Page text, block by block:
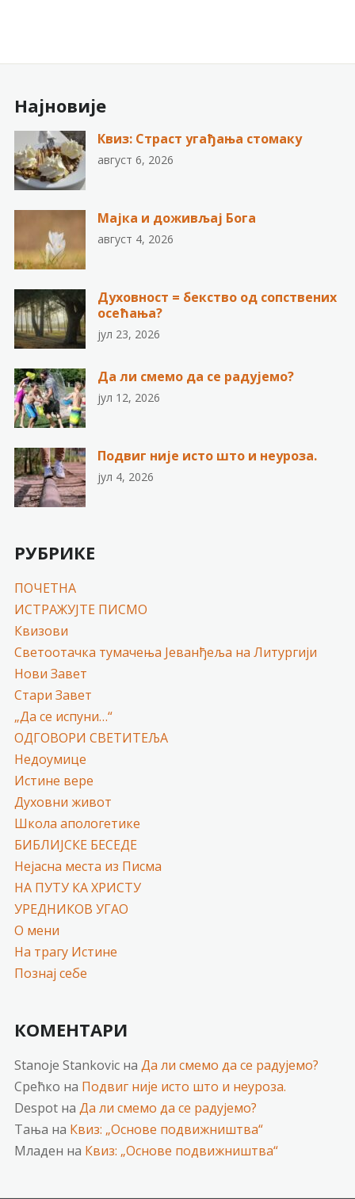
Најновије
Квиз: Страст угађања стомаку
август 6, 2026
Мајка и доживљај Бога
август 4, 2026
Духовност = бекство од сопствених
осећања?
јул 23, 2026
Да ли смемо да се радујемо?
јул 12, 2026
Подвиг није исто што и неуроза.
јул 4, 2026
РУБРИКЕ
ПОЧЕТНА
ИСТРАЖУЈТЕ ПИСМО
Квизови
Светоотачка тумачења Јеванђеља на Литургији
Нови Завет
Стари Завет
„Да се испуни…“
ОДГОВОРИ СВЕТИТЕЉА
Недоумице
Истине вере
Духовни живот
Школа апологетике
БИБЛИЈСКЕ БЕСЕДЕ
Нејасна места из Писма
НА ПУТУ КА ХРИСТУ
УРЕДНИКОВ УГАО
О мени
На трагу Истине
Познај себе
КОМЕНТАРИ
Stanoje Stankovicна Да ли смемо да се радујемо?
Срећко на Подвиг није исто што и неуроза.
Despotна Да ли смемо да се радујемо?
Тања на Квиз: „Основе подвижништва“
Младен на Квиз: „Основе подвижништва“